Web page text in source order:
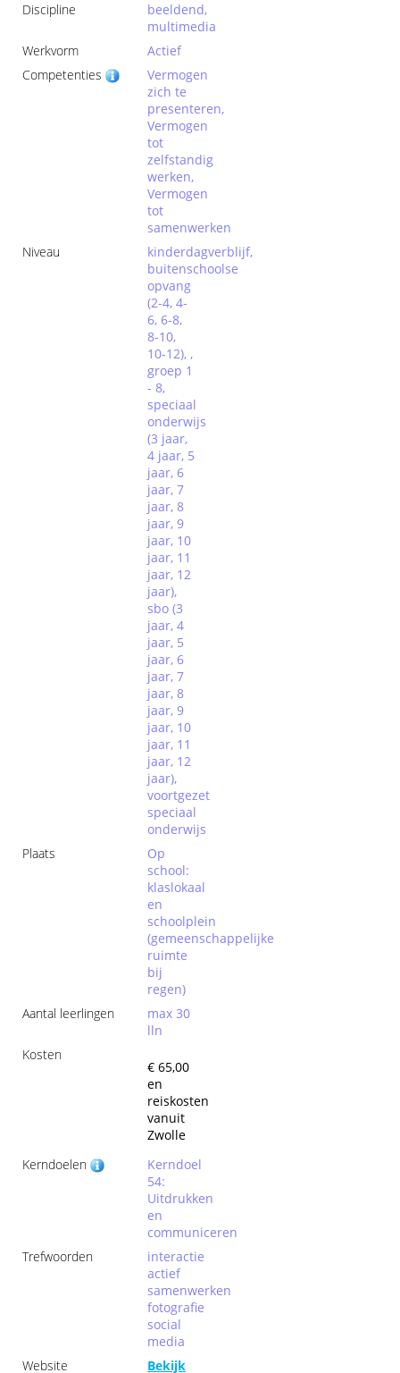
Discipline
beeldend,
multimedia
Werkvorm
Actief
Competenties
Vermogen
zich te
presenteren,
Vermogen
tot
zelfstandig
werken,
Vermogen
tot
samenwerken
Niveau
kinderdagverblijf,
buitenschoolse
opvang
(2-4, 4-
6, 6-8,
8-10,
10-12), ,
groep 1
- 8,
speciaal
onderwijs
(3 jaar,
4 jaar, 5
jaar, 6
jaar, 7
jaar, 8
jaar, 9
jaar, 10
jaar, 11
jaar, 12
jaar),
sbo (3
jaar, 4
jaar, 5
jaar, 6
jaar, 7
jaar, 8
jaar, 9
jaar, 10
jaar, 11
jaar, 12
jaar),
voortgezet
speciaal
onderwijs
Plaats
Op
school:
klaslokaal
en
schoolplein
(gemeenschappelijke
ruimte
bij
regen)
Aantal leerlingen
max 30
lln
Kosten
€ 65,00
en
reiskosten
vanuit
Zwolle
Kerndoelen
Kerndoel
54:
Uitdrukken
en
communiceren
Trefwoorden
interactie
actief
samenwerken
fotografie
social
media
Website
Bekijk